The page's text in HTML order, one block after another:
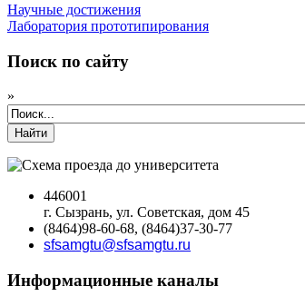
Научные достижения
Лаборатория прототипирования
Поиск по сайту
»
Найти
446001
г. Сызрань, ул. Советская, дом 45
(8464)98-60-68, (8464)37-30-77
sfsamgtu@sfsamgtu.ru
Информационные каналы